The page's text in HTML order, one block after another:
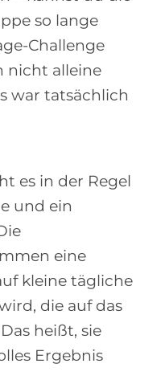
so lange
Challenge
nicht alleine
war tatsächlich
es in der Regel
und ein
eine
kleine tägliche
die auf das
heißt, sie
Ergebnis